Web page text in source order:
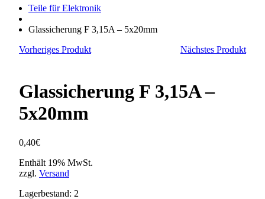
Teile für Elektronik
Glassicherung F 3,15A – 5x20mm
Vorheriges Produkt
Nächstes Produkt
Glassicherung F 3,15A –
5x20mm
0,40€
Enthält 19% MwSt.
zzgl. Versand
Lagerbestand: 2